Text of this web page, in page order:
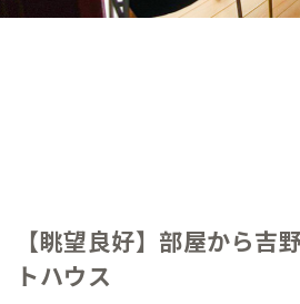
【眺望良好】部屋から吉
トハウス